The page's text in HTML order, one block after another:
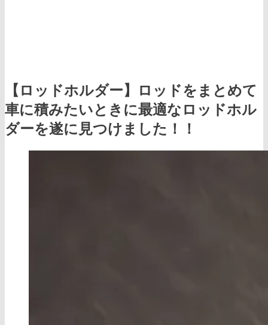
【ロッドホルダー】ロッドをまとめて
車に積みたいときに最適なロッドホル
ダーを遂に見つけました！！